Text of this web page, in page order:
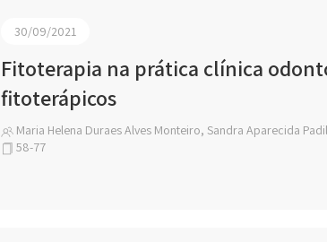
30/09/2021
Fitoterapia na prática clínica
fitoterápicos
Maria Helena Duraes Alves Monteiro, Sandra Aparecida
58-77